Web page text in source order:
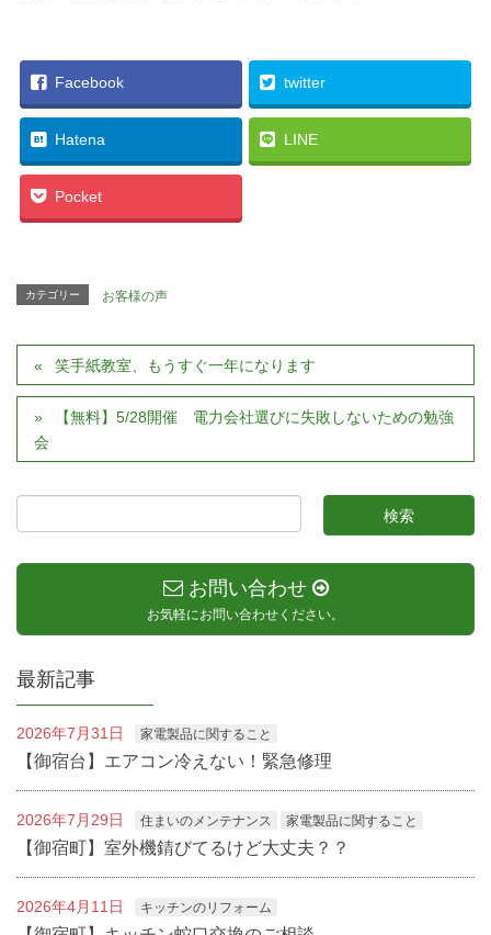
Facebook twitter
Hatena LINE
Pocket
カテゴリー お客様の声
笑手紙教室、もうすぐ一年になります
【無料】5/28開催 電力会社選びに失敗しないための勉強
会
お問い合わせ
お気軽にお問い合わせください。
最新記事
2026年7月31日 家電製品に関すること
【御宿台】エアコン冷えない！緊急修理
2026年7月29日 住まいのメンテナンス 家電製品に関すること
【御宿町】室外機錆びてるけど大丈夫？？
2026年4月11日 キッチンのリフォーム